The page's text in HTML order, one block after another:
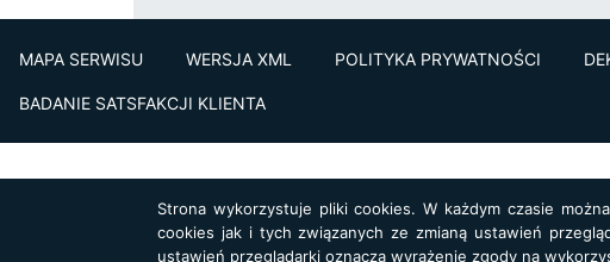
MAPA SERWISU WERSJA XML POLITYKA PRYWATNOŚCI
BADANIE SATSFAKCJI KLIENTA
Strona wykorzystuje pliki cookies. W każdym czasie
cookies jak i tych związanych ze zmianą ustawień
ustawień przeglądarki oznacza wyrażenie zgody na